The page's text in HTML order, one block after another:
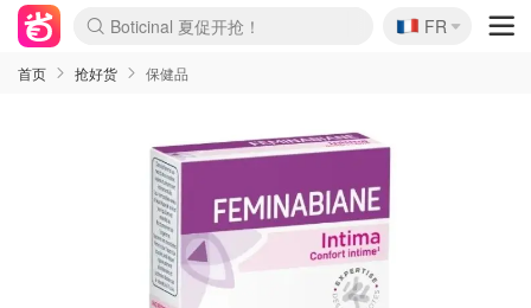
Boticinal 夏促开抢！
4折！lulu周四疯狂上新
还没结束！&OtherStories大促
Joybuy变相75折 随时失效
速领！Stanley独家85折
疑似霸哥！Camper额外叠85折
Zalando 奥莱闪促！每日更新
Moncler反季囤！5折起+叠9折
Coach Brooklyn仅€192
🇫🇷
FR
首页 抢好货 保健品